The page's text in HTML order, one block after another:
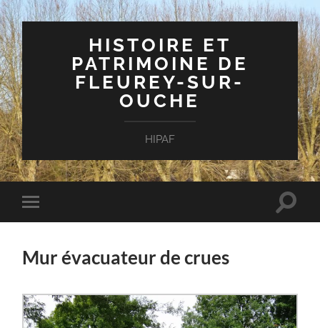
HISTOIRE ET
PATRIMOINE DE
FLEUREY-SUR-
OUCHE
HIPAF
Toggle
mobile
Toggle
Mur évacuateur de crues